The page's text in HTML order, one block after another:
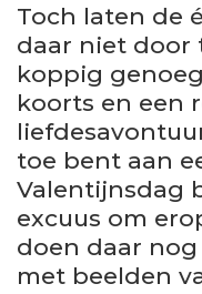
Toch laten de
daar niet door
koppig
koorts en een
toe bent aan
Valentijnsdag
excuus om
doen daar
met beelden